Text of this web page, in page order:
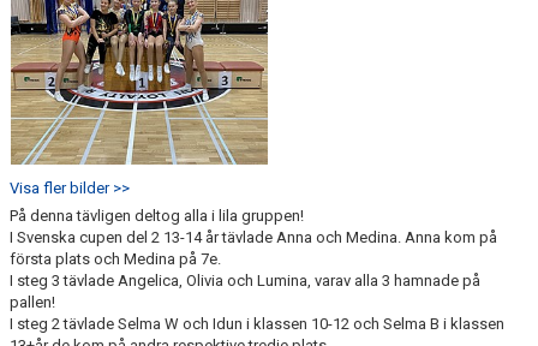
Visa fler bilder >>
På denna tävligen deltog alla i lila gruppen!
I Svenska cupen del 2 13-14 år tävlade Anna och Medina. Anna kom på
första plats och Medina på 7e.
I steg 3 tävlade Angelica, Olivia och Lumina, varav alla 3 hamnade på
pallen!
I steg 2 tävlade Selma W och Idun i klassen 10-12 och Selma B i klassen